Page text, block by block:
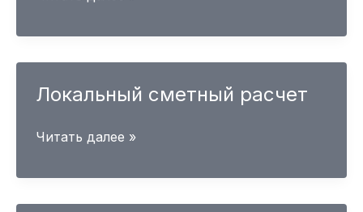
Локальный сметный расчет
Локальный
расчет
Читать далее »